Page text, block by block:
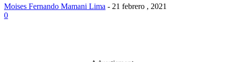
Moises Fernando Mamani Lima - 21 febrero , 2021
0